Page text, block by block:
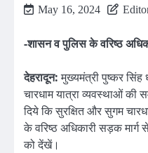
May 16, 2024
-शासन व पुलिस के वरिष्ठ
देहरादून:मुख्यमंत्री पुष्कर सिंह
चारधाम यात्रा व्यवस्थाओं की
दिये कि सुरक्षित और सुगम
के वरिष्ठ अधिकारी सड़क मार्ग
को देंखें।